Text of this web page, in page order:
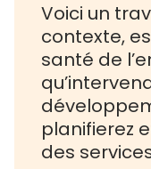
Voici un
contexte,
santé de
planifierez
des